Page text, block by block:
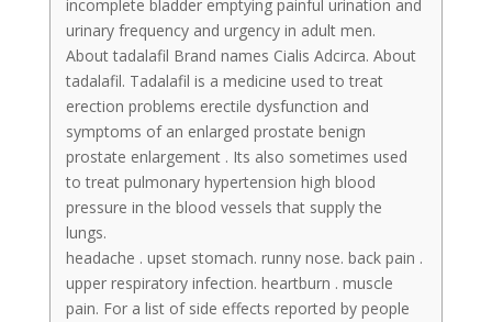
incomplete bladder emptying painful urination and
urinary frequency and urgency in adult men.
About tadalafil Brand names Cialis Adcirca. About
tadalafil. Tadalafil is a medicine used to treat
erection problems erectile dysfunction and
symptoms of an enlarged prostate benign
prostate enlargement . Its also sometimes used
to treat pulmonary hypertension high blood
pressure in the blood vessels that supply the
lungs.
headache . upset stomach. runny nose. back pain .
upper respiratory infection. heartburn . muscle
pain. For a list of side effects reported by people